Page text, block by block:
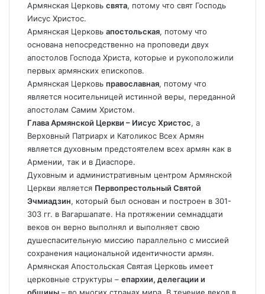
Армянская Церковь свята, потому что свят Господь
Иисус Христос.
Армянская Церковь апостольская, потому что
основана непосредственно на проповеди двух
апостолов Господа Христа, которые и рукоположили
первых армянских епископов.
Армянская Церковь православная, потому что
является носительницей истинной веры, переданной
апостолам Самим Христом.
Глава Армянской Церкви – Иисус Христос, а
Верховный Патриарх и Католикос Всех Армян
является духовным предстоятелем всех армян как в
Армении, так и в Диаспоре.
Духовным и административным центром Армянской
Церкви является Первопрестольный Святой
Эчмиадзин, который был основан и построен в 301-
303 гг. в Вагаршапате. На протяжении семнадцати
веков он верно выполнял и выполняет свою
душеспасительную миссию параллельно с миссией
сохранения национальной идентичности армян.
Армянская Апостольская Святая Церковь имеет
церковные структуры – епархии, делегации и